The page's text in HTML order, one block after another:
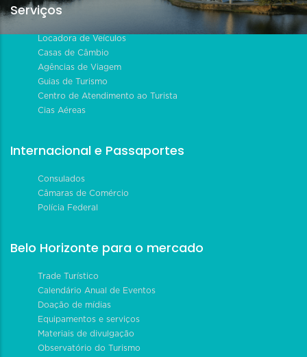
Serviços
Locadora de Veículos
Casas de Câmbio
Agências de Viagem
Guias de Turismo
Centro de Atendimento ao Turista
Cias Aéreas
Internacional e Passaportes
Consulados
Câmaras de Comércio
Polícia Federal
Belo Horizonte para o mercado
Trade Turístico
Calendário Anual de Eventos
Doação de mídias
Equipamentos e serviços
Materiais de divulgação
Observatório do Turismo